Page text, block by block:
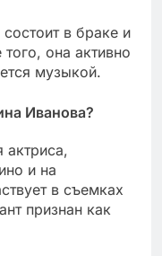
в браке и
она активно
музыкой.
Иванова?
и на
в съемках
признан как